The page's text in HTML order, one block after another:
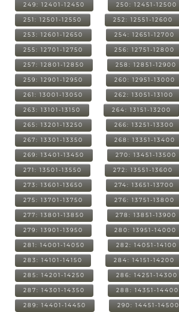
249: 12401-12450 250: 12451-12500
251: 12501-12550 252: 12551-12600
253: 12601-12650 254: 12651-12700
255: 12701-12750 256: 12751-12800
257: 12801-12850 258: 12851-12900
259: 12901-12950 260: 12951-13000
261: 13001-13050 262: 13051-13100
263: 13101-13150 264: 13151-13200
265: 13201-13250 266: 13251-13300
267: 13301-13350 268: 13351-13400
269: 13401-13450 270: 13451-13500
271: 13501-13550 272: 13551-13600
273: 13601-13650 274: 13651-13700
275: 13701-13750 276: 13751-13800
277: 13801-13850 278: 13851-13900
279: 13901-13950 280: 13951-14000
281: 14001-14050 282: 14051-14100
283: 14101-14150 284: 14151-14200
285: 14201-14250 286: 14251-14300
287: 14301-14350 288: 14351-14400
289: 14401-14450 290: 14451-14500